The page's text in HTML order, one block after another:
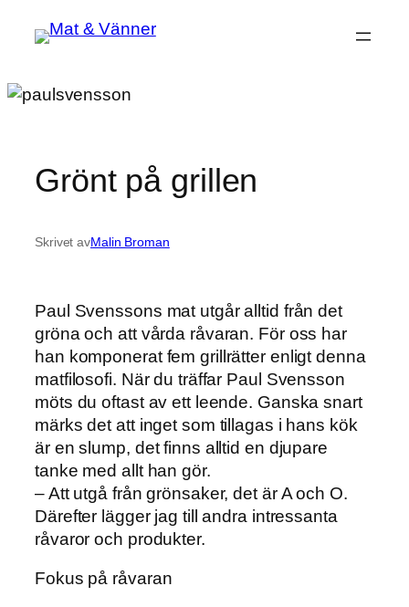
Grönt på grillen
Skrivet avMalin Broman
Paul Svenssons mat utgår alltid från det
gröna och att vårda råvaran. För oss har
han komponerat fem grillrätter enligt denna
matfilosofi. När du träffar Paul Svensson
möts du oftast av ett leende. Ganska snart
märks det att inget som tillagas i hans kök
är en slump, det finns alltid en djupare
tanke med allt han gör.
– Att utgå från grönsaker, det är A och O.
Därefter lägger jag till andra intressanta
råvaror och produkter.
Fokus på råvaran